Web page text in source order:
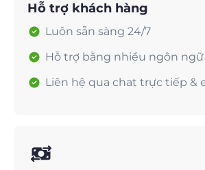
Hỗ trợ khách hàng
Luôn sẵn sàng 24/7
Hỗ trợ bằng nhiều ngôn ngữ
Liên hệ qua chat trực tiếp &